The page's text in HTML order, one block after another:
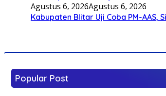
Agustus 6, 2026Agustus 6, 2026
Kabupaten Blitar Uji Coba PM-AAS,
Popular Post